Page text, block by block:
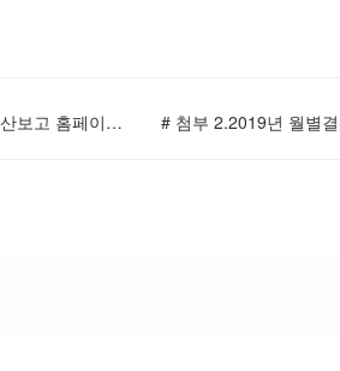
# 첨부 1.2019년 월별결산보고 홈페이지 올림파일(9월)-01.jpg